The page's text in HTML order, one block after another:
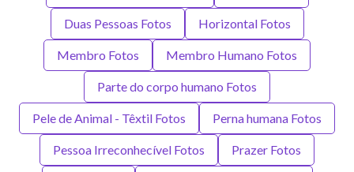
Duas Pessoas Fotos Horizontal Fotos
Membro Fotos Membro Humano Fotos
Parte do corpo humano Fotos
Pele de Animal - Têxtil Fotos Perna humana Fotos
Pessoa Irreconhecível Fotos Prazer Fotos